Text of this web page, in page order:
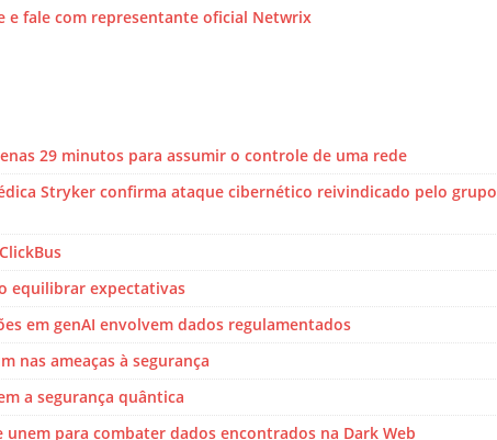
e fale com representante oficial Netwrix
29 minutos para assumir o controle de uma rede
Stryker confirma ataque cibernético reivindicado pelo grupo
equilibrar expectativas
em genAI envolvem dados regulamentados
nas ameaças à segurança
a segurança quântica
unem para combater dados encontrados na Dark Web